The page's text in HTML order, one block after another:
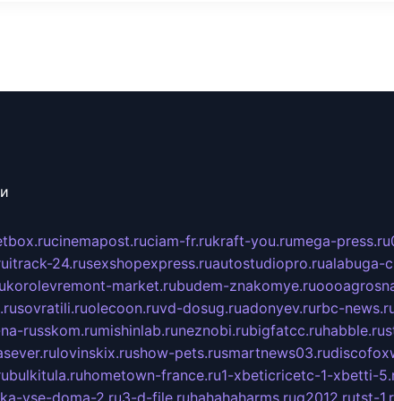
cinemapost.ruciam-fr.rukraft-you.rumega-press.ru
itrack-24.rusexshopexpress.ruautostudiopro.rualabuga-
korolevremont-market.rubudem-znakomye.ru
sovratili.ruolecoon.ruvd-dosug.ruadonyev.rurbc-
russkom.rumishinlab.runeznobi.rubigfatcc.ruhabble.ru
lovinskix.rushow-pets.rusmartnews03.ru
bulkitula.ruhometown-france.ru1-xbeticricetc-1-xbetti-
vse-doma-2.ru3-d-file.ruhahahaharms.rug2012.rutst-